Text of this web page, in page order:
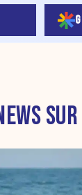
SUR